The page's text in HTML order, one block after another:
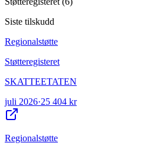
Siste tilskudd
Regionalstøtte
Støtteregisteret
SKATTEETATEN
juli 2026·25 404 kr
Regionalstøtte